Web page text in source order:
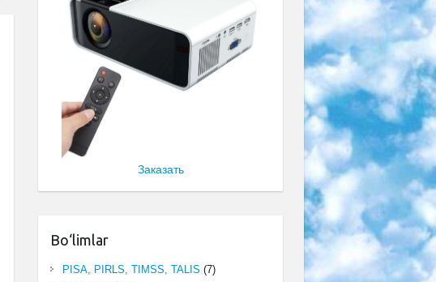
Заказать
Bo‘limlar
PISA, PIRLS, TIMSS, TALIS (7)